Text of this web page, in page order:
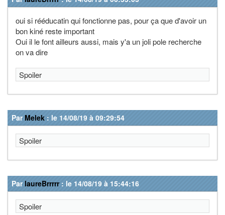
oui si rééducatin qui fonctionne pas, pour ça que d'avoir un
bon kiné reste important
Oui il le font ailleurs aussi, mais y'a un joli pole recherche
on va dire
Spoiler
Par Melek : le 14/08/19 à 09:29:54
Spoiler
Par laureBrrrrr: le 14/08/19 à 15:44:16
Spoiler